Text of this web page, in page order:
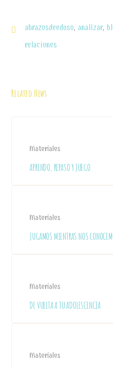
abrazosdeeduso, analizar,
relaciones
Related News
Materiales
APRENDO, REPASO Y JUEGO.
Materiales
JUGAMOS MIENTRAS NOS
Materiales
DE VUELTA A TU ADOLESCENCIA
Materiales